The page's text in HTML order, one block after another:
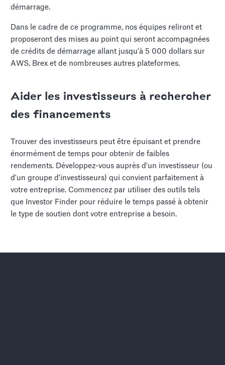
démarrage.
Dans le cadre de ce programme, nos équipes reliront et
proposeront des mises au point qui seront accompagnées
de crédits de démarrage allant jusqu'à 5 000 dollars sur
AWS, Brex et de nombreuses autres plateformes.
Aider les investisseurs à rechercher
des financements
Trouver des investisseurs peut être épuisant et prendre
énormément de temps pour obtenir de faibles
rendements. Développez-vous auprès d'un investisseur (ou
d'un groupe d'investisseurs) qui convient parfaitement à
votre entreprise. Commencez par utiliser des outils tels
que Investor Finder pour réduire le temps passé à obtenir
le type de soutien dont votre entreprise a besoin.